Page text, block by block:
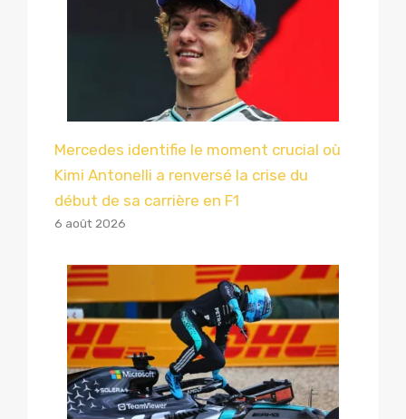
Mercedes identifie le moment crucial où
Kimi Antonelli a renversé la crise du
début de sa carrière en F1
6 août 2026